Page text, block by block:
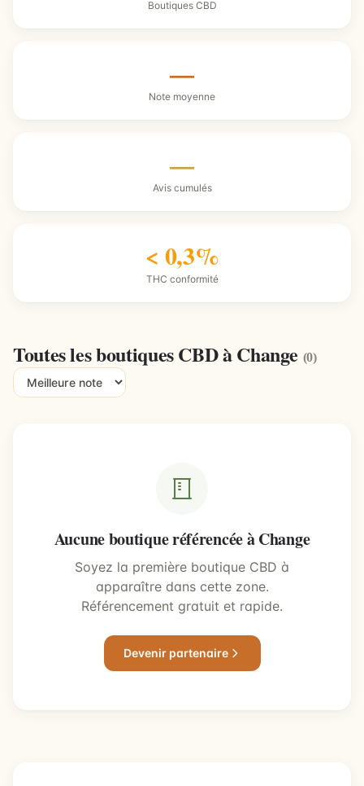
Boutiques CBD
—
Note moyenne
—
Avis cumulés
< 0,3%
THC conformité
Toutes les boutiques CBD à Change (0)
Aucune boutique référencée à Change
Soyez la première boutique CBD à
apparaître dans cette zone.
Référencement gratuit et rapide.
Devenir partenaire